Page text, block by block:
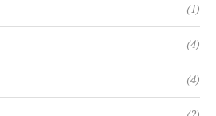
(1)
(4)
(4)